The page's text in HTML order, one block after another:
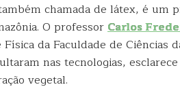
chamada de látex, é um
O professorCarlos
da Faculdade de Ciências
nas tecnologias,
vegetal.